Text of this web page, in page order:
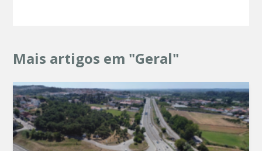
Mais artigos em "Geral"